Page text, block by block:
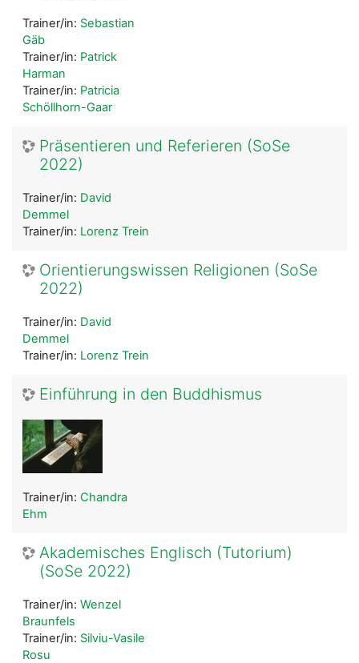
Trainer/in: Sebastian
Gäb
Trainer/in: Patrick
Harman
Trainer/in: Patricia
Schöllhorn-Gaar
Präsentieren und Referieren (SoSe
2022)
Trainer/in: David
Demmel
Trainer/in: Lorenz Trein
Orientierungswissen Religionen (SoSe
2022)
Trainer/in: David
Demmel
Trainer/in: Lorenz Trein
Einführung in den Buddhismus
Trainer/in: Chandra
Ehm
Akademisches Englisch (Tutorium)
(SoSe 2022)
Trainer/in: Wenzel
Braunfels
Trainer/in: Silviu-Vasile
Rosu